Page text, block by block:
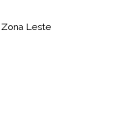
Zona Leste